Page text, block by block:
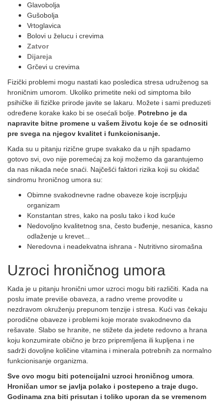
Glavobolja
Gušobolja
Vrtoglavica
Bolovi u želucu i crevima
Zatvor
Dijareja
Grčevi u crevima
Fizički problemi mogu nastati kao posledica stresa udruženog sa
hroničnim umorom. Ukoliko primetite neki od simptoma bilo
psihičke ili fizičke prirode javite se lakaru. Možete i sami preduzeti
određene korake kako bi se osećali bolje. Potrebno je da
napravite bitne promene u vašem životu koje će se odnositi
pre svega na njegov kvalitet i funkcionisanje.
Kada su u pitanju rizične grupe svakako da u njih spadamo
gotovo svi, ovo nije poremećaj za koji možemo da garantujemo
da nas nikada neće snaći. Najčešći faktori rizika koji su okidač
sindromu hroničnog umora su:
Obimne svakodnevne radne obaveze koje iscrpljuju
organizam
Konstantan stres, kako na poslu tako i kod kuće
Nedovoljno kvalitetnog sna, često buđenje, nesanica, kasno
odlaženje u krevet...
Neredovna i neadekvatna ishrana - Nutritivno siromašna
Uzroci hroničnog umora
Kada je u pitanju hronični umor uzroci mogu biti različiti. Kada na
poslu imate previše obaveza, a radno vreme provodite u
nezdravom okruženju prepunom tenzije i stresa. Kući vas čekaju
porodične obaveze i problemi koje morate svakodnevno da
rešavate. Slabo se hranite, ne stižete da jedete redovno a hrana
koju konzumirate obično je brzo pripremljena ili kupljena i ne
sadrži dovoljne količine vitamina i minerala potrebnih za normalno
funkcionisanje organizma.
Sve ovo mogu biti potencijalni uzroci hroničnog umora
Hroničan umor se javlja polako i postepeno a traje dugo.
Godinama zna biti prisutan i toliko uporan da se vremenom